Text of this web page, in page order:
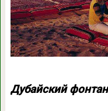
Дубайский фонтан